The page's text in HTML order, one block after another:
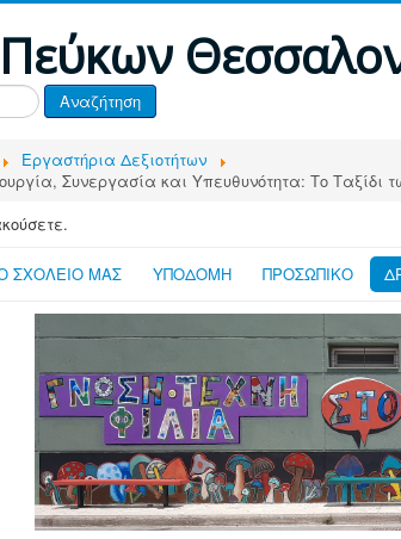
Αναζήτηση
Εργαστήρια Δεξιοτήτων
Συνεργασία και Υπευθυνότητα: Το Ταξίδι
ΣΧΟΛΕΙΟ ΜΑΣ ΥΠΟΔΟΜΗ ΠΡΟΣΩΠΙΚΟ